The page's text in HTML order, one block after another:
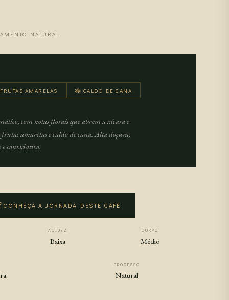
NATURAL
AMARELAS 🎋 CALDO DE CANA
com notas florais que abrem a xícara e
amarelas e caldo de cana. Alta doçura,
convidativo.
CONHEÇA A JORNADA DESTE CAFÉ
ACIDEZ
Baixa
CORPO
Médio
PROCESSO
Natural